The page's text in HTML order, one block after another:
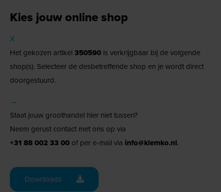
Kies jouw online shop
X
Het gekozen artikel 350590 is verkrijgbaar bij de volgende
shop(s). Selecteer de desbetreffende shop en je wordt direct
doorgestuurd.
→
Staat jouw groothandel hier niet tussen?
Neem gerust contact met ons op via
+31 88 002 33 00 of per e-mail via info@klemko.nl.
Downloads